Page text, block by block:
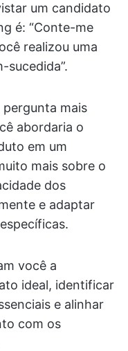
um candidato
é: “Conte-me
realizou uma
sucedida”.
pergunta mais
abordaria o
em um
mais sobre o
dos
e adaptar
você a
ideal, identificar
e alinhar
com os